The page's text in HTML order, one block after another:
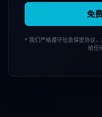
免
* 我们严格遵守信息保密协议
给任